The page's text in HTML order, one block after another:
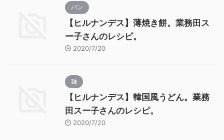
パン
【ヒルナンデス】薄焼き餅。業務田ス
ー子さんのレシピ。
2020/7/20
麺
【ヒルナンデス】韓国風うどん。業務
田スー子さんのレシピ。
2020/7/20